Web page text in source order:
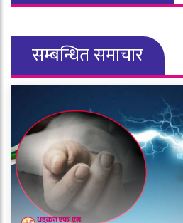
सम्बन्धित समाचार